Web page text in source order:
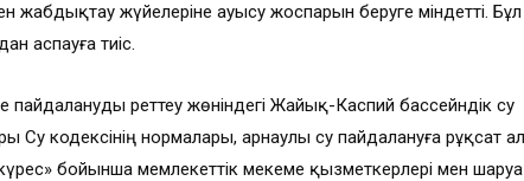
жабдықтау жүйелеріне ауысу жоспарын беруге міндетті.
аспауға тиіс.
пайдалануды реттеу жөніндегі Жайық-Каспий бассейндік су
кодексінің нормалары, арнаулы су пайдалануға рұқсат алу
бойынша мемлекеттік мекеме қызметкерлері мен шаруа